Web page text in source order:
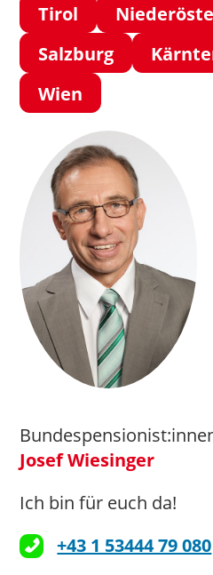
Tirol
Salzburg
Wien
Josef Wiesinger
Ich bin für euch da!
+43 1 53444 79 080